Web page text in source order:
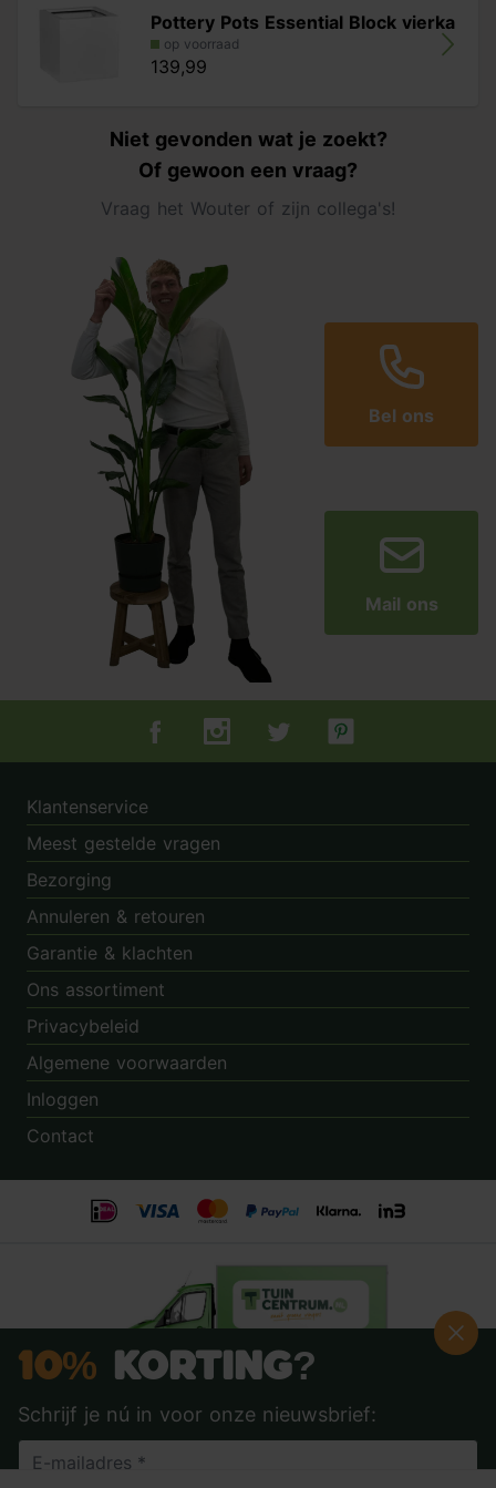
Pottery Pots Essential Block vierka
op voorraad
139,99
Niet gevonden wat je zoekt?
Of gewoon een vraag?
Vraag het Wouter of zijn collega's!
Bel ons
Mail ons
Tuincentrum.nl op Facebook
Tuincentrum.nl op Instagram
Tuincentrum.nl op Twitter
Tuincentrum.nl op
Klantenservice
Meest gestelde vragen
Bezorging
Annuleren & retouren
Garantie & klachten
Ons assortiment
Privacybeleid
Algemene voorwaarden
Inloggen
Contact
Beoordeling:8.9door3.862klanten
© 2014 - 2026 - Tuincentrum.nl B.V.
10% Korting?
Schrijf je nú in voor onze nieuwsbrief: